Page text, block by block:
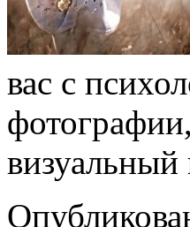
вас с
визуальный